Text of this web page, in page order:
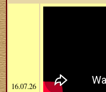
16.07.26